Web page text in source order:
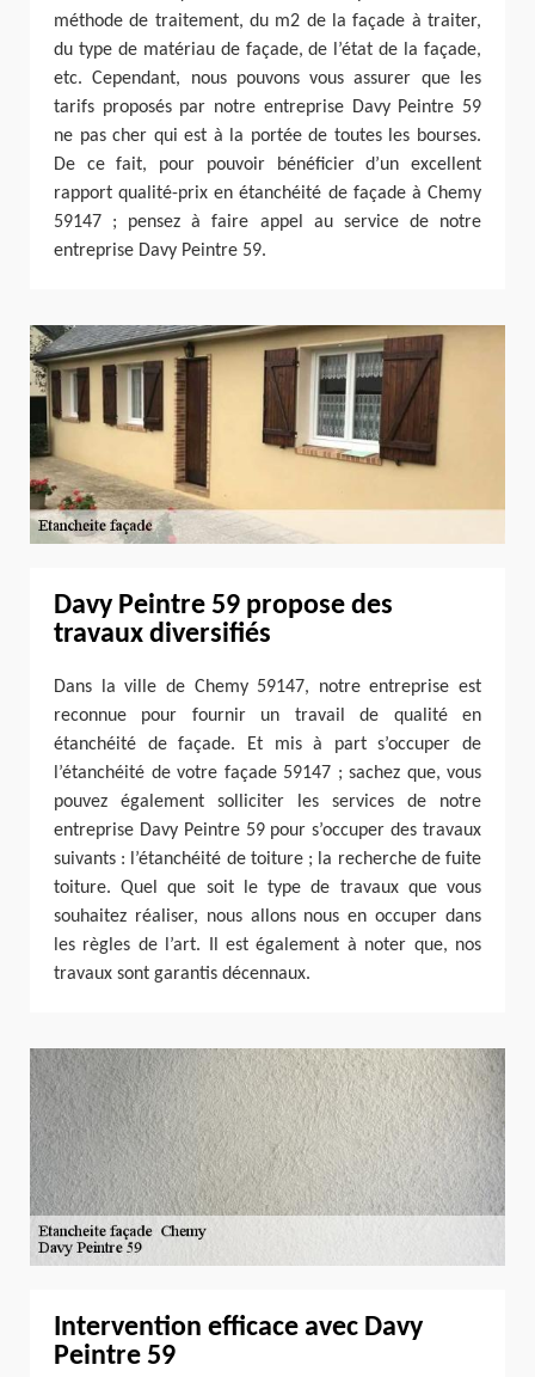
méthode de traitement, du m2 de la façade à traiter,
du type de matériau de façade, de l’état de la façade,
etc. Cependant, nous pouvons vous assurer que les
tarifs proposés par notre entreprise Davy Peintre 59
ne pas cher qui est à la portée de toutes les bourses.
De ce fait, pour pouvoir bénéficier d’un excellent
rapport qualité-prix en étanchéité de façade à Chemy
59147 ; pensez à faire appel au service de notre
entreprise Davy Peintre 59.
Davy Peintre 59 propose des
travaux diversifiés
Dans la ville de Chemy 59147, notre entreprise est
reconnue pour fournir un travail de qualité en
étanchéité de façade. Et mis à part s’occuper de
l’étanchéité de votre façade 59147 ; sachez que, vous
pouvez également solliciter les services de notre
entreprise Davy Peintre 59 pour s’occuper des travaux
suivants : l’étanchéité de toiture ; la recherche de fuite
toiture. Quel que soit le type de travaux que vous
souhaitez réaliser, nous allons nous en occuper dans
les règles de l’art. Il est également à noter que, nos
travaux sont garantis décennaux.
Intervention efficace avec Davy
Peintre 59